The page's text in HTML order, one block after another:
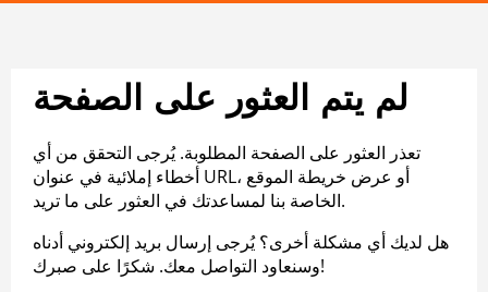
لم يتم العثور على الصفحة
تعذر العثور على الصفحة المطلوبة. يُرجى التحقق من أي
أخطاء إملائية في عنوان URL، أو عرض خريطة الموقع
الخاصة بنا لمساعدتك في العثور على ما تريد.
هل لديك أي مشكلة أخرى؟ يُرجى إرسال بريد إلكتروني أدناه
وسنعاود التواصل معك. شكرًا على صبرك!